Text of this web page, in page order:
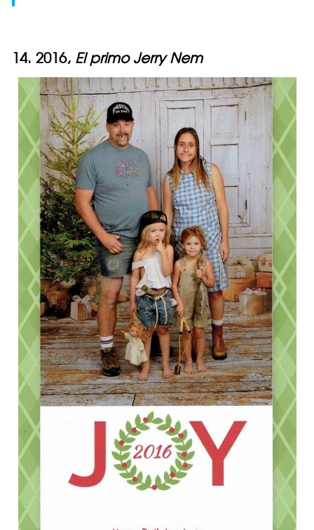
14. 2016, El primo Jerry Nem